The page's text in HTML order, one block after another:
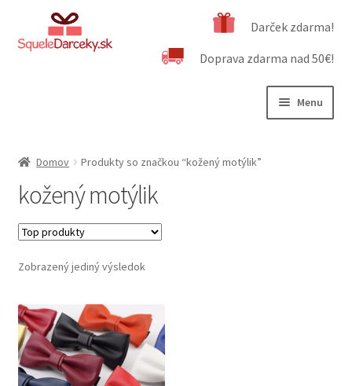
Preskočiť
na
Preskočiť
na
Darček zdarma!
Doprava zdarma nad 50€!
Menu
Dôležité informácie
Obchodné podmienky
Kontakt
Domov Produkty so značkou “kožený motýlik”
kožený motýlik
Zobrazený jediný výsledok